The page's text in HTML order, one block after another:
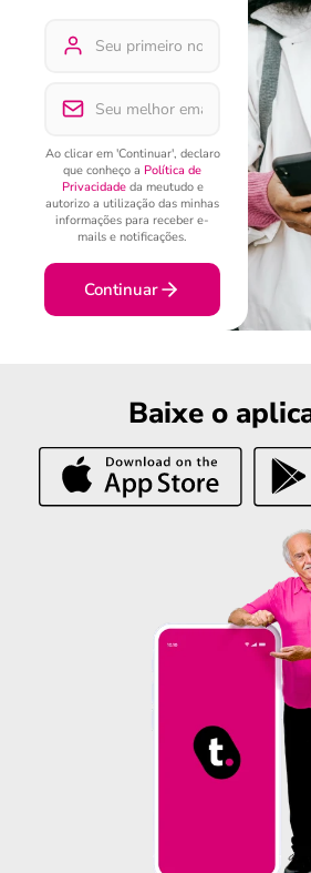
Ao clicar em 'Continuar', declaro
que conheço a Política de
Privacidadeda meutudo e
autorizo a utilização das minhas
informações para receber e-
mails e notificações.
Continuar
Baixe o